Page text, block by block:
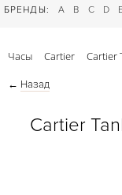
БРЕНДЫ: A B C D E
Часы Cartier Cartier
← Назад
Cartier